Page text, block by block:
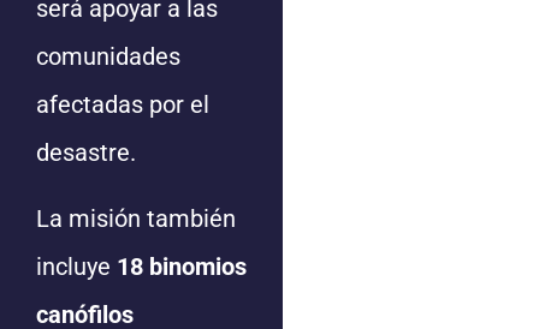
será apoyar a las
comunidades
afectadas por el
desastre.
La misión también
incluye 18 binomios
canófilos